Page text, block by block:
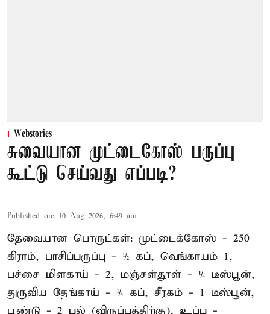
Webstories
சுவையான முட்டைகோஸ் பருப்பு
கூட்டு செய்வது எப்படி?
Published on: 10 Aug 2026, 6:49 am
தேவையான பொருட்கள்: முட்டைக்கோஸ் - 250
கிராம், பாசிப்பருப்பு - ½ கப், வெங்காயம் 1,
பச்சை மிளகாய் - 2, மஞ்சள்தூள் - ¼ டீஸ்பூன்,
துருவிய தேங்காய் - ¼ கப், சீரகம் - 1 டீஸ்பூன்,
பூண்டு - 2 பல் (விருப்பத்திற்கு), உப்பு -